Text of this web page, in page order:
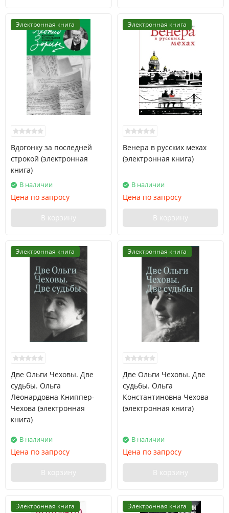
Электронная книга
Вдогонку за последней
строкой (электронная
книга)
В наличии
Цена по запросу
В корзину
Электронная книга
Венера в русских мехах
(электронная книга)
В наличии
Цена по запросу
В корзину
Электронная книга
Две Ольги Чеховы. Две
судьбы. Ольга
Леонардовна Книппер-
Чехова (электронная
книга)
В наличии
Цена по запросу
В корзину
Электронная книга
Две Ольги Чеховы. Две
судьбы. Ольга
Константиновна Чехова
(электронная книга)
В наличии
Цена по запросу
В корзину
Электронная книга Электронная книга